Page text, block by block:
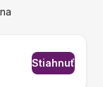
Stiahnuť